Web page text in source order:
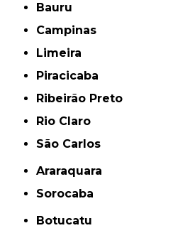
Bauru
Campinas
Limeira
Piracicaba
Ribeirão Preto
Rio Claro
São Carlos
Araraquara
Sorocaba
Botucatu